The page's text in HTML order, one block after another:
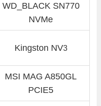
WD_BLACK SN770
NVMe
Kingston NV3
MSI MAG A850GL
PCIE5